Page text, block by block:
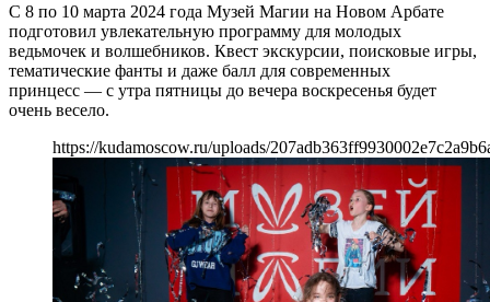
С 8 по 10 марта 2024 года Музей Магии на Новом Арбате
подготовил увлекательную программу для молодых
ведьмочек и волшебников. Квест экскурсии, поисковые игры,
тематические фанты и даже балл для современных
принцесс — с утра пятницы до вечера воскресенья будет
очень весело.
https://kudamoscow.ru/uploads/